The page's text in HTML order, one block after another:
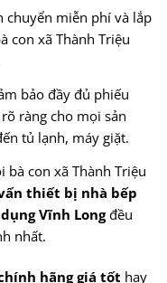
chuyển miễn phí và lắp
con xã Thành Triệu
bảo đầy đủ phiếu
ràng cho mọi sản
tủ lạnh, máy giặt.
bà con xã Thành Triệu
thiết bị nhà bếp
Vĩnh Longđều
nhất.
hãng giá tốt hay